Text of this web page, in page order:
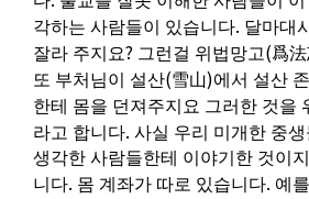
각하는 사람들이 있습니다. 달마대
잘라 주지요? 그런걸 위법망고(爲
또 부처님이 설산(雪山)에서 설산
한테 몸을 던져주지요 그러한 것을
라고 합니다. 사실 우리 미개한 중
생각한 사람들한테 이야기한 것이
니다. 몸 계좌가 따로 있습니다. 예